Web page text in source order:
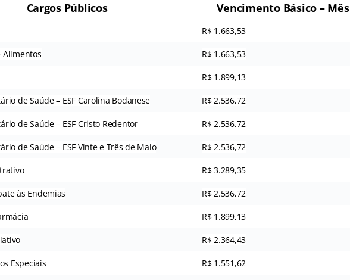
Cargos Públicos Vencimento Básico – Mês
R$ 1.663,53
R$ 1.663,53
R$ 1.899,13
de Saúde – ESF Carolina Bodanese R$ 2.536,72
de Saúde – ESF Cristo Redentor R$ 2.536,72
de Saúde – ESF Vinte e Três de Maio R$ 2.536,72
R$ 3.289,35
às Endemias R$ 2.536,72
R$ 1.899,13
R$ 2.364,43
Especiais R$ 1.551,62